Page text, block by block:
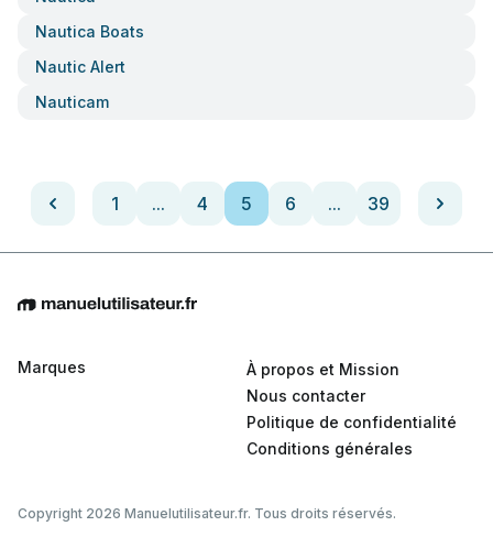
Nautica Boats
Nautic Alert
Nauticam
1 ... 4 5 6 ... 39
Marques
À propos et Mission
Nous contacter
Politique de confidentialité
Conditions générales
Copyright 2026 Manuelutilisateur.fr. Tous droits réservés.